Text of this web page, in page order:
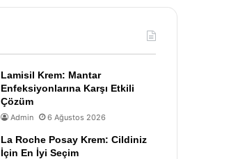
Lamisil Krem: Mantar
Enfeksiyonlarına Karşı Etkili
Çözüm
Admin 6 Ağustos 2026
La Roche Posay Krem: Cildiniz
İçin En İyi Seçim